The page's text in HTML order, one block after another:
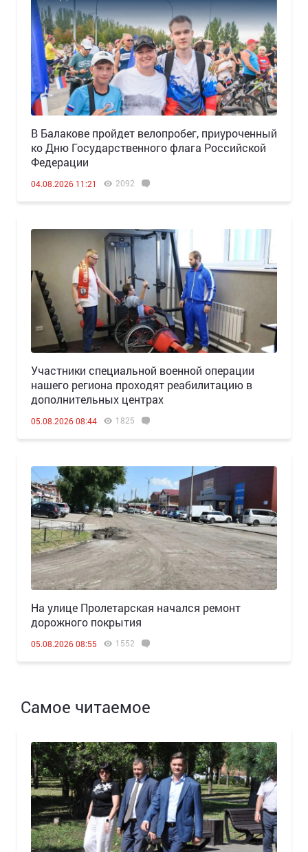
В Балакове пройдет велопробег, приуроченный
ко Дню Государственного флага Российской
Федерации
04.08.2026 11:21 2092
Участники специальной военной операции
нашего региона проходят реабилитацию в
дополнительных центрах
05.08.2026 08:44 1825
На улице Пролетарская начался ремонт
дорожного покрытия
05.08.2026 08:55 1552
Самое читаемое